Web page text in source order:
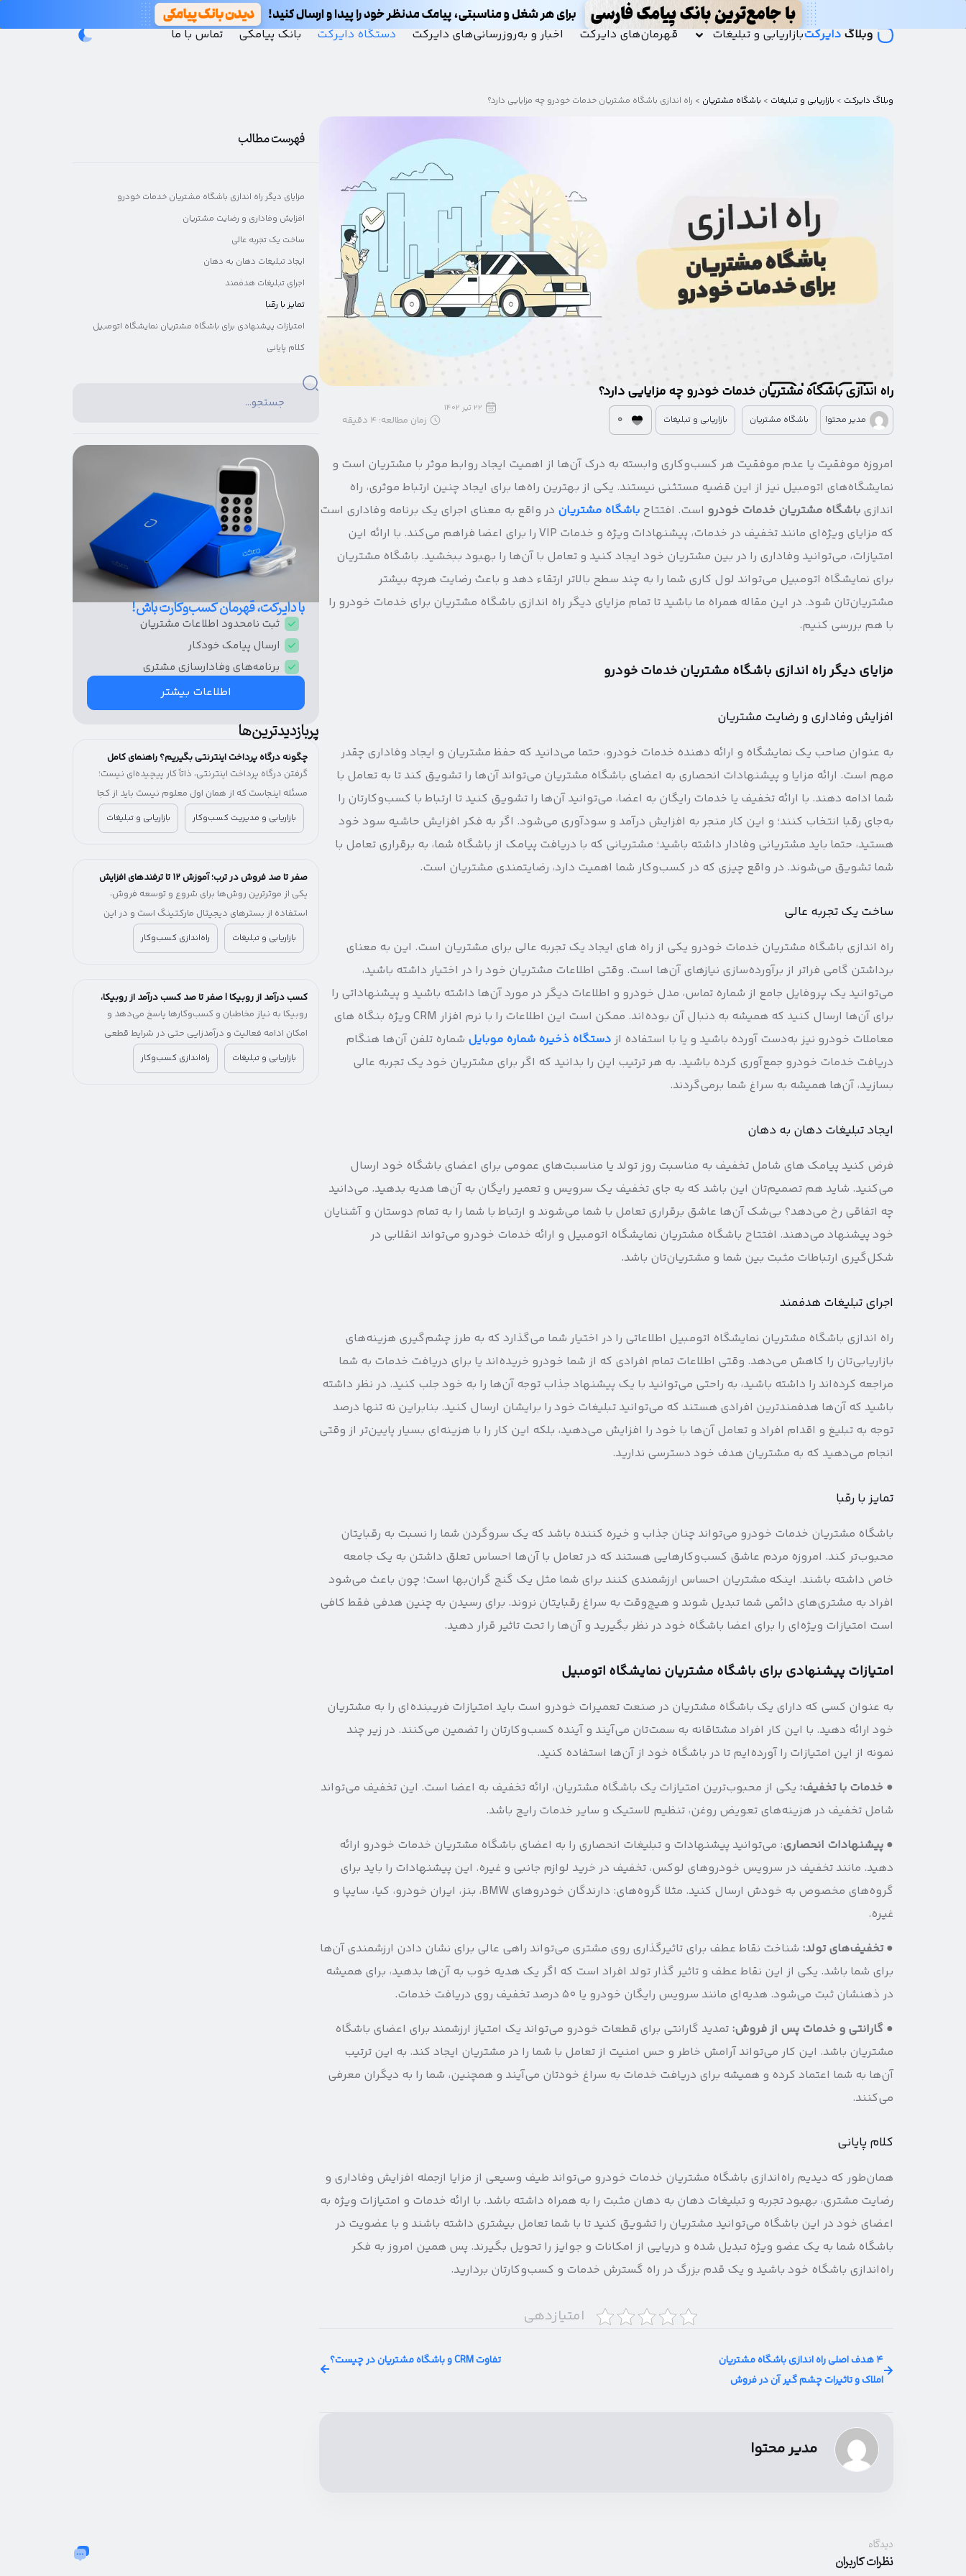
وبلاگدایرکتبازاریابی و تبلیغات قهرمان‌های دایرکت اخبار و به‌روزرسانی‌های دایرکت دستگاه دایرکت بانک پیامکی تماس با ما
وبلاگ دایرکت > بازاریابی و تبلیغات > باشگاه مشتریان > راه اندازی باشگاه مشتریان خدمات خودرو چه مزایایی دارد؟
راه اندازی باشگاه مشتریان خدمات خودرو چه مزایایی دارد؟
مدیر محتوا باشگاه مشتریان بازاریابی و تبلیغات 0
22 تیر 1402
زمان مطالعه: 4 دقیقه
امروزه موفقیت یا عدم موفقیت هر کسب‌وکاری وابسته به درک آن‌ها از اهمیت ایجاد روابط موثر با مشتریان است و
نمایشگاه‌های اتومبیل نیز از این قضیه مستثنی نیستند. یکی از بهترین راه‌ها برای ایجاد چنین ارتباط موثری، راه
اندازی باشگاه مشتریان خدمات خودرو است. افتتاح باشگاه مشتریان در واقع به معنای اجرای یک برنامه وفاداری است
که مزایای ویژه‌ای مانند تخفیف در خدمات، پیشنهادات ویژه و خدمات VIP را برای اعضا فراهم می‌کند. با ارائه این
امتیازات، می‌توانید وفاداری را در بین مشتریان خود ایجاد کنید و تعامل با آن‌ها را بهبود ببخشید. باشگاه مشتریان
برای نمایشگاه اتومبیل می‌تواند لول کاری شما را به چند سطح بالاتر ارتقاء دهد و باعث رضایت هرچه بیشتر
مشتریان‌تان شود. در این مقاله همراه ما باشید تا تمام مزایای دیگر راه اندازی باشگاه مشتریان برای خدمات خودرو را
با هم بررسی کنیم.
مزایای دیگر راه اندازی باشگاه مشتریان خدمات خودرو
افزایش وفاداری و رضایت مشتریان
به عنوان صاحب یک نمایشگاه و ارائه دهنده خدمات خودرو، حتما می‌دانید که حفظ مشتریان و ایجاد وفاداری چقدر
مهم است. ارائه مزایا و پیشنهادات انحصاری به اعضای باشگاه مشتریان می‌تواند آن‌ها را تشویق کند تا به تعامل با
شما ادامه دهند. با ارائه تخفیف یا خدمات رایگان به اعضا، می‌توانید آن‌ها را تشویق کنید تا ارتباط با کسب‌و‌کارتان را
به‌جای رقبا انتخاب کنند؛ و این کار منجر به افزایش درآمد و سودآوری می‌شود. اگر به فکر افزایش حاشیه سود خود
هستید، حتما باید مشتریانی وفادار داشته باشید؛ مشتریانی که با دریافت پیامک از باشگاه شما، به برقراری تعامل با
شما تشویق می‌شوند. در واقع چیزی که در کسب‌وکار شما اهمیت دارد، رضایتمندی مشتریان است.
ساخت یک تجربه عالی
راه اندازی باشگاه مشتریان خدمات خودرو یکی از راه های ایجاد یک تجربه عالی برای مشتریان است. این به معنای
برداشتن گامی فراتر از برآورده‌سازی نیازهای آن‌ها است. وقتی اطلاعات مشتریان خود را در اختیار داشته باشید،
می‌توانید یک پروفایل جامع از شماره تماس، مدل خودرو و اطلاعات دیگر در مورد آن‌ها داشته باشید و پیشنهاداتی را
برای آن‌ها ارسال کنید که همیشه به دنبال آن بوده‌اند. ممکن است این اطلاعات را با نرم افزار CRM ویژه بنگاه های
معاملات خودرو نیز به‌دست آورده باشید و یا با استفاده ازدستگاه ذخیره شماره موبایل شماره تلفن آن‌ها هنگام
دریافت خدمات خودرو جمع‌آوری کرده باشید. به هر ترتیب این را بدانید که اگر برای مشتریان خود یک تجربه عالی
بسازید، آن‌ها همیشه به سراغ شما برمی‌گردند.
ایجاد تبلیغات دهان به دهان
فرض کنید پیامک های شامل تخفیف به مناسبت روز تولد یا مناسبت‌های عمومی برای اعضای باشگاه خود ارسال
می‌کنید. شاید هم تصمیم‌تان این باشد که به جای تخفیف یک سرویس و تعمیر رایگان به آن‌ها هدیه بدهید. می‌دانید
چه اتفاقی رخ می‌دهد؟ بی‌شک آن‌ها عاشق برقراری تعامل با شما می‌شوند و ارتباط با شما را به تمام دوستان و آشنایان
خود پیشنهاد می‌دهند. افتتاح باشگاه مشتریان نمایشگاه اتومبیل و ارائه خدمات خودرو می‌تواند انقلابی در
شکل‌گیری ارتباطات مثبت بین شما و مشتریان‌تان باشد.
اجرای تبلیغات هدفمند
راه اندازی باشگاه مشتریان نمایشگاه اتومبیل اطلاعاتی را در اختیار شما می‌گذارد که به طرز چشم‌گیری هزینه‌های
بازاریابی‌تان را کاهش می‌دهد. وقتی اطلاعات تمام افرادی که از شما خودرو خریده‌اند یا برای دریافت خدمات به شما
مراجعه کرده‌اند را داشته باشید، به راحتی می‌توانید با یک پیشنهاد جذاب توجه آن‌ها را به خود جلب کنید. در نظر داشته
باشید که آن‌ها هدفمندترین افرادی هستند که می‌توانید تبلیغات خود را برایشان ارسال کنید. بنابراین نه تنها درصد
توجه به تبلیغ و اقدام افراد و تعامل آن‌ها با خود را افزایش می‌دهید، بلکه این کار را با هزینه‌ای بسیار پایین‌تر از وقتی
انجام می‌دهید که به مشتریان هدف خود دسترسی ندارید.
تمایز با رقبا
باشگاه مشتریان خدمات خودرو می‌تواند چنان جذاب و خیره کننده باشد که یک سروگردن شما را نسبت به رقبایتان
محبوب‌تر کند. امروزه مردم عاشق کسب‌وکارهایی هستند که در تعامل با آن‌ها احساس تعلق داشتن به یک جامعه
خاص داشته باشند. اینکه مشتریان احساس ارزشمندی کنند برای شما مثل یک گنج گران‌بها است؛ چون باعث می‌شود
افراد به مشتری‌های دائمی شما تبدیل شوند و هیج‌وقت به سراغ رقبایتان نروند. برای رسیدن به چنین هدفی فقط کافی
ا‌ست امتیازات ویژه‌ای را برای اعضا باشگاه خود در نظر بگیرید و آن‌ها را تحت تاثیر قرار دهید.
امتیازات پیشنهادی برای باشگاه مشتریان نمایشگاه اتومبیل
به عنوان کسی که دارای یک باشگاه مشتریان در صنعت تعمیرات خودرو است باید امتیازات فریبنده‌ای را به مشتریان
خود ارائه دهید. با این کار افراد مشتاقانه به سمت‌تان می‌آیند و آینده کسب‌وکارتان را تضمین می‌کنند. در زیر چند
نمونه از این امتیازات را آورده‌ایم تا در باشگاه خود از آن‌ها استفاده کنید.
● خدمات با تخفیف: یکی از محبوب‌ترین امتیازات یک باشگاه مشتریان، ارائه تخفیف به اعضا است. این تخفیف می‌تواند
شامل تخفیف در هزینه‌های تعویض روغن، تنظیم لاستیک و سایر خدمات رایج باشد.
● پیشنهادات انحصاری: می‌توانید پیشنهادات و تبلیغات انحصاری را به اعضای باشگاه مشتریان خدمات خودرو ارائه
دهید. مانند تخفیف در سرویس خودروهای لوکس، تخفیف در خرید لوازم جانبی و غیره. این پیشنهادات را باید برای
گروه‌های مخصوص به خودش ارسال کنید. مثلا گروه‌‌های: دارندگان خودروهای BMW، بنز، ایران خودرو، کیا، سایپا و
غیره.
●تخفیف‌های تولد: شناخت نقاط عطف برای تاثیرگذاری روی مشتری می‌تواند راهی عالی برای نشان دادن ارزشمندی آن‌ها
برای شما باشد. یکی از این نقاط عطف و تاثیر گذار تولد افراد است که اگر یک هدیه خوب به آن‌ها بدهید، برای همیشه
در ذهنشان ثبت می‌شود. هدیه‌ای مانند سرویس رایگان خودرو یا ۵۰ درصد تخفیف روی دریافت خدمات.
● گارانتی و خدمات پس از فروش: تمدید گارانتی برای قطعات خودرو می‌تواند یک امتیاز ارزشمند برای اعضای باشگاه
مشتریان باشد. این کار می‌تواند آرامش خاطر و حس امنیت از تعامل با شما را در مشتریان ایجاد کند. به این ترتیب
آن‌ها به شما اعتماد کرده و همیشه برای دریافت خدمات به سراغ خودتان می‌آیند و همچنین، شما را به دیگران معرفی
می‌کنند.
کلام پایانی
همان‌طور که دیدیم راه‌اندازی باشگاه مشتریان خدمات خودرو می‌تواند طیف وسیعی از مزایا ازجمله افزایش وفاداری و
رضایت مشتری، بهبود تجربه و تبلیغات دهان به دهان مثبت را به همراه داشته باشد. با ارائه خدمات و امتیازات ویژه به
اعضای خود در این باشگاه می‌توانید مشتریان را تشویق کنید تا با شما تعامل بیشتری داشته باشند و با عضویت در
باشگاه شما به یک عضو ویژه تبدیل شده و دریایی از امکانات و جوایز را تحویل بگیرند. پس همین امروز به فکر
راه‌اندازی باشگاه خود باشید و یک قدم بزرگ در راه گسترش خدمات و کسب‌وکارتان بردارید.
امتیازدهی
۴ هدف اصلی راه اندازی باشگاه مشتریان
املاک و تاثیرات چشم گیر آن در فروش
تفاوت CRM و باشگاه مشتریان در چیست؟
مدیر محتوا
فهرست مطالب
مزایای دیگر راه اندازی باشگاه مشتریان خدمات خودرو
افزایش وفاداری و رضایت مشتریان
ساخت یک تجربه عالی
ایجاد تبلیغات دهان به دهان
اجرای تبلیغات هدفمند
تمایز با رقبا
امتیازات پیشنهادی برای باشگاه مشتریان نمایشگاه اتومبیل
کلام پایانی
با دایرکت، قهرمان کسب‌و‌کارت باش!
ثبت نامحدود اطلاعات مشتریان
ارسال پیامک‌ خودکار
برنامه‌های وفادار‌سازی مشتری
اطلاعات بیشتر
پربازدیدترین‌ها
چگونه درگاه پرداخت اینترنتی بگیریم؟ راهنمای کامل
(هزینه، شرایط و مراحل)
گرفتن درگاه پرداخت اینترنتی، ذاتاً کار پیچیده‌ای نیست؛
مسئله اینجاست که از همان اول معلوم نیست باید از کجا
شروع کنید. یک نفر می‌گوید برو سراغ بانک، یکی پیشنهاد
شرکت‌های پرداخت‌یار را می‌دهد! یکی می‌گوید اول اینماد
بین چند راه، بدون اینکه بدانید کدام انتخاب درست‌تری
است.
بازاریابی و مدیریت کسب‌وکار بازاریابی و تبلیغات
صفر تا صد فروش در ترب؛ آموزش ۱۲ تا ترفندهای افزایش
فروش در ترب
یکی از موثرترین روش‌ها برای شروع و توسعه فروش،
استفاده از بسترهای دیجیتال مارکتینگ است و در این
میان مارکت‌پلیس‌ها نقش مهمی در کاهش هزینه و زمان
ورود به بازار آنلاین دارند.
بازاریابی و تبلیغات راه‌اندازی کسب‌وکار
کسب درآمد از روبیکا | صفر تا صد کسب درآمد از روبیکا،
شرایط و میزان درآمد
روبیکا به نیاز مخاطبان و کسب‌وکارها پاسخ می‌دهد و
امکان ادامه فعالیت و درآمدزایی حتی در شرایط قطعی
اینترنت را فراهم می‌کند. برای کسب‌وکارها، روبیکا یک
فرصت جایگزین برای جبران کاهش درآمد و حفظ ارتباط با
بازاریابی و تبلیغات راه‌اندازی کسب‌وکار
دیدگاه
نظرات کاربران